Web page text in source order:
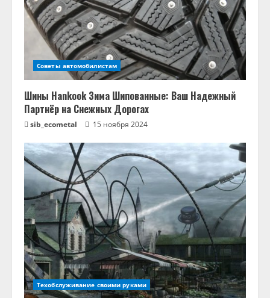
Советы автомобилистам
Шины Hankook Зима Шипованные: Ваш Надежный
Партнёр на Снежных Дорогах
sib_ecometal 15 ноября 2024
Техобслуживание своими руками